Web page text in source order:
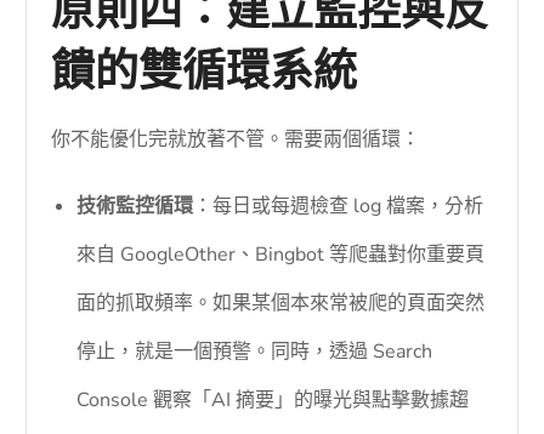
饋的雙循環系統
你不能優化完就放著不管。需要兩個循環：
技術監控循環 ：每日或每週檢查 log 檔案，分析
來自 GoogleOther、Bingbot 等爬蟲對你重要頁
面的抓取頻率。如果某個本來常被爬的頁面突然
停止，就是一個預警。同時，透過 Search
Console 觀察「AI 摘要」的曝光與點擊數據趨